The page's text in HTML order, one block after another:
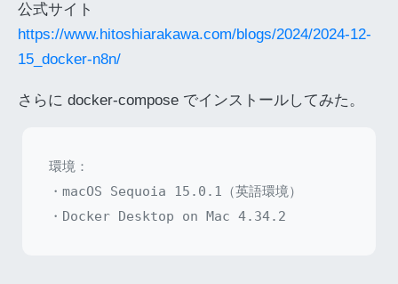
公式サイト
https://www.hitoshiarakawa.com/blogs/2024/2024-12-
15_docker-n8n/
さらに docker-compose でインストールしてみた。
環境：
・macOS Sequoia 15.0.1（英語環境）